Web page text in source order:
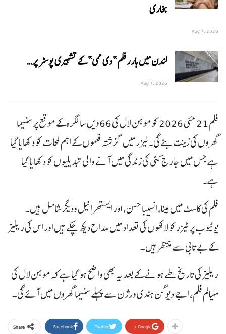
بخاری
Aug 7, 2026
لندن میں ہارر فلم ”دی ممی” کے تشہیری پوسٹر پر…
Aug 7, 2026
فلم 21 مئی 2026 کو موہن لال کی 66ویں سالگرہ کے موقع پر سنیما
گھروں کی زینت بنے گی۔ٹیزر میں گزشتہ فلموں کے اہم لمحات کو دکھایا گیا
ہے جس میں جارج کٹی کی زندگی میں آنے والی تبدیلیوں کو دکھایا گیا
ہے۔
فلم کی کاسٹ میں مینا، انسیبا حسن، اور ایستھر انیل ودیگر شامل ہیں۔
یوٹیوب پر ٹیزر کو لاکھوں کی تعداد میں مداح دیکھ چکے ہیں اور اس کی ریلیز
کے بے تابی سے منتظر ہیں۔
ریلیز کی تاریخ طے ہونے کے بعد یہ بھی واضح ہو گیا ہے کہ موہن لال کی
ملیالم فلم، اجے دیوگن ہندی ورژن سے پہلے سنیما گھروں میں آئے گی۔
Share Facebook Twitter Google+